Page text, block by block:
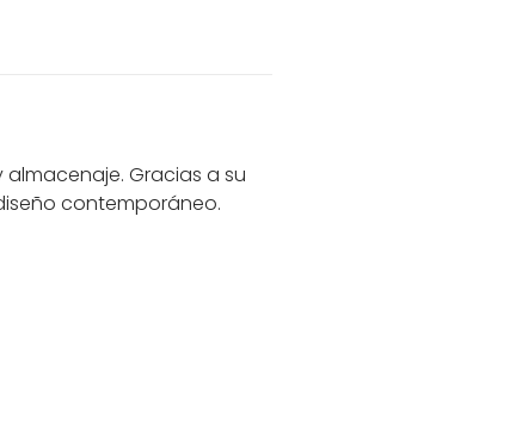
Gracias a su
contemporáneo.